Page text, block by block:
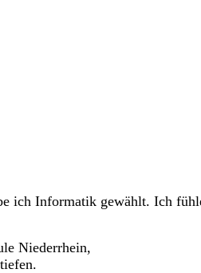
ich Informatik gewählt. Ich
Niederrhein,